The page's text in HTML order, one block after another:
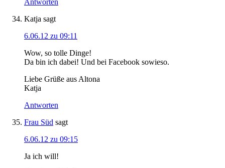
Katja sagt
6.06.12 zu 09:11
Wow, so tolle Dinge!
Da bin ich dabei! Und bei Facebook sowieso.
Liebe Grüße aus Altona
Katja
Antworten
Frau Süd sagt
6.06.12 zu 09:15
Ja ich will!